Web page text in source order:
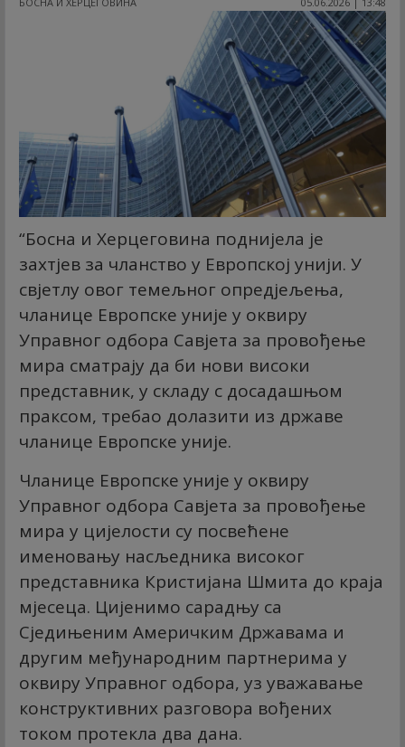
“Босна и Херцеговина поднијела је
захтјев за чланство у Европској унији. У
свјетлу овог темељног опредјељења,
чланице Европске уније у оквиру
Управног одбора Савјета за провођење
мира сматрају да би нови високи
представник, у складу с досадашњом
праксом, требао долазити из државе
чланице Европске уније.
Чланице Европске уније у оквиру
Управног одбора Савјета за провођење
мира у цијелости су посвећене
именовању насљедника високог
представника Кристијана Шмита до краја
мјесеца. Цијенимо сарадњу са
Сједињеним Америчким Државама и
другим међународним партнерима у
оквиру Управног одбора, уз уважавање
конструктивних разговора вођених
током протекла два дана.